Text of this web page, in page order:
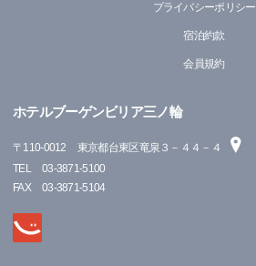
プライバシーポリシー
宿泊約款
会員規約
ホテルブーゲンビリア三ノ輪
〒 110-0012
東京都台東区竜泉３－４４－４
TEL
03-3871-5100
FAX
03-3871-5104